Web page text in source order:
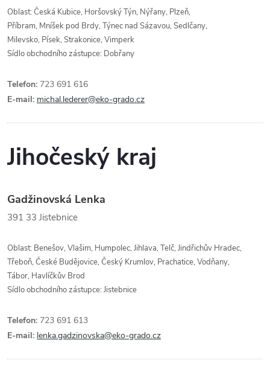
Oblast: Česká Kubice, Horšovský Týn, Nýřany, Plzeň,
Příbram, Mníšek pod Brdy, Týnec nad Sázavou, Sedlčany,
Milevsko, Písek, Strakonice, Vimperk
Sídlo obchodního zástupce: Dobřany
Telefon: 723 691 616
E-mail: michal.lederer@eko-grado.cz
Jihočeský kraj
Gadžinovská Lenka
391 33 Jistebnice
Oblast: Benešov, Vlašim, Humpolec, Jihlava, Telč, Jindřichův Hradec,
Třeboň, České Budějovice, Český Krumlov, Prachatice, Vodňany,
Tábor, Havlíčkův Brod
Sídlo obchodního zástupce: Jistebnice
Telefon: 723 691 613
E-mail: lenka.gadzinovska@eko-grado.cz